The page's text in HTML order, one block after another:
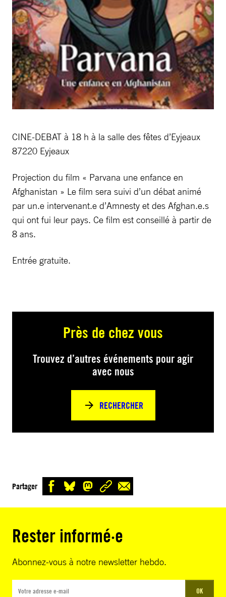
CINE-DEBAT à 18 h à la salle des fêtes d’Eyjeaux
87220 Eyjeaux
Projection du film « Parvana une enfance en
Afghanistan » Le film sera suivi d’un débat animé
par un.e intervenant.e d’Amnesty et des Afghan.e.s
qui ont fui leur pays. Ce film est conseillé à partir de
8 ans.
Entrée gratuite.
Près de chez vous
Trouvez d’autres événements pour agir
avec nous
RECHERCHER
Partager
Rester informé·e
Abonnez-vous à notre newsletter hebdo.
OK